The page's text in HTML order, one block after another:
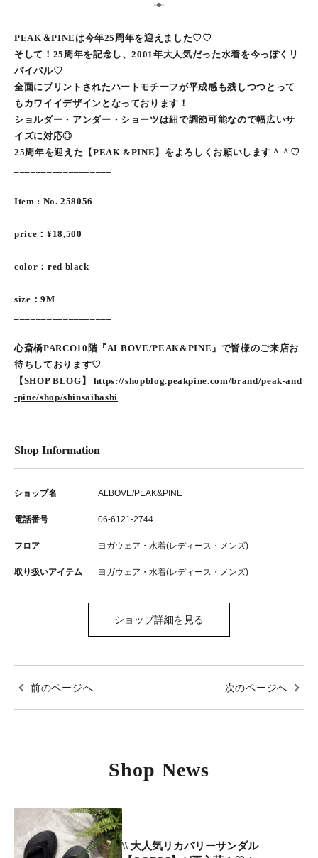
12
PEAK＆PINEは今年25周年を迎えました♡♡
そして！25周年を記念し、2001年大人気だった水着を今っぽくリ
バイバル♡
全面にプリントされたハートモチーフが平成感も残しつつとって
もカワイイデザインとなっております！
ショルダー・アンダー・ショーツは紐で調節可能なので幅広いサ
イズに対応◎
25周年を迎えた【PEAK &PINE】をよろしくお願いします＾＾♡
Item : No. 258056
price：¥18,500
color：red black
size：9M
心斎橋PARCO10階『ALBOVE/PEAK&PINE』で皆様のご来店お
待ちしております♡
【SHOP BLOG】 https://shopblog.peakpine.com/brand/peak-and
-pine/shop/shinsaibashi
Shop Information
ショップ名 ALBOVE/PEAK&PINE
電話番号 06-6121-2744
フロア ヨガウェア・水着(レディース・メンズ)
取り扱いアイテム ヨガウェア・水着(レディース・メンズ)
ショップ詳細を見る
前のページへ 次のページへ
Shop News
\\ 大人気リカバリーサンダル